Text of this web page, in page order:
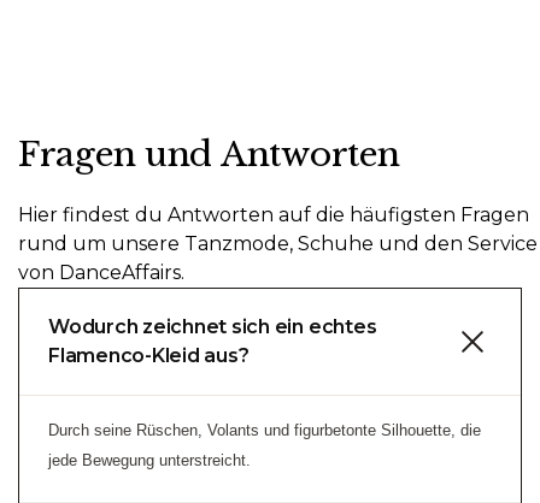
Fragen und Antworten
Hier findest du Antworten auf die häufigsten Fragen
rund um unsere Tanzmode, Schuhe und den Service
von DanceAffairs.
Wodurch zeichnet sich ein echtes
Flamenco-Kleid aus?
Durch seine Rüschen, Volants und figurbetonte Silhouette, die
jede Bewegung unterstreicht.